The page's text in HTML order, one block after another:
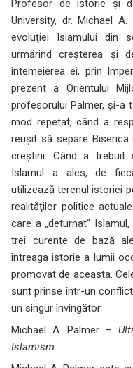
Profesor de istorie şi
University, dr. Michael
evoluţiei Islamului din
urmărind creşterea şi
întemeierea ei, prin
prezent a Orientului
profesorului Palmer, şi-a
mod repetat, când a
reuşit să separe
creştini. Când a trebuit
Islamul a ales, de
utilizează terenul istoriei
realităţilor politice
care a „deturnat“
trei curente de bază
întreaga istorie a lumii
promovat de aceasta.
sunt prinse într-un
un singur învingător.
Michael A. Palmer –
Islamism.